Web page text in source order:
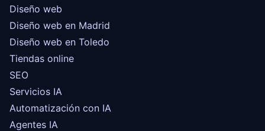
Diseño web
Diseño web en Madrid
Diseño web en Toledo
Tiendas online
SEO
Servicios IA
Automatización con IA
Agentes IA